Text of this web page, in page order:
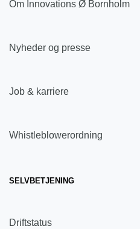
Om Innovations Ø Bornholm
Nyheder og presse
Job & karriere
Whistleblowerordning
SELVBETJENING
Driftstatus